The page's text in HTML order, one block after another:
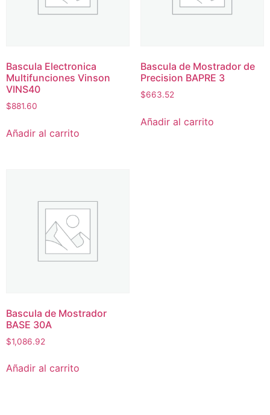
Bascula Electronica
Multifunciones Vinson
VINS40
$881.60
Añadir al carrito
Bascula de Mostrador de
Precision BAPRE 3
$663.52
Añadir al carrito
Bascula de Mostrador
BASE 30A
$1,086.92
Añadir al carrito